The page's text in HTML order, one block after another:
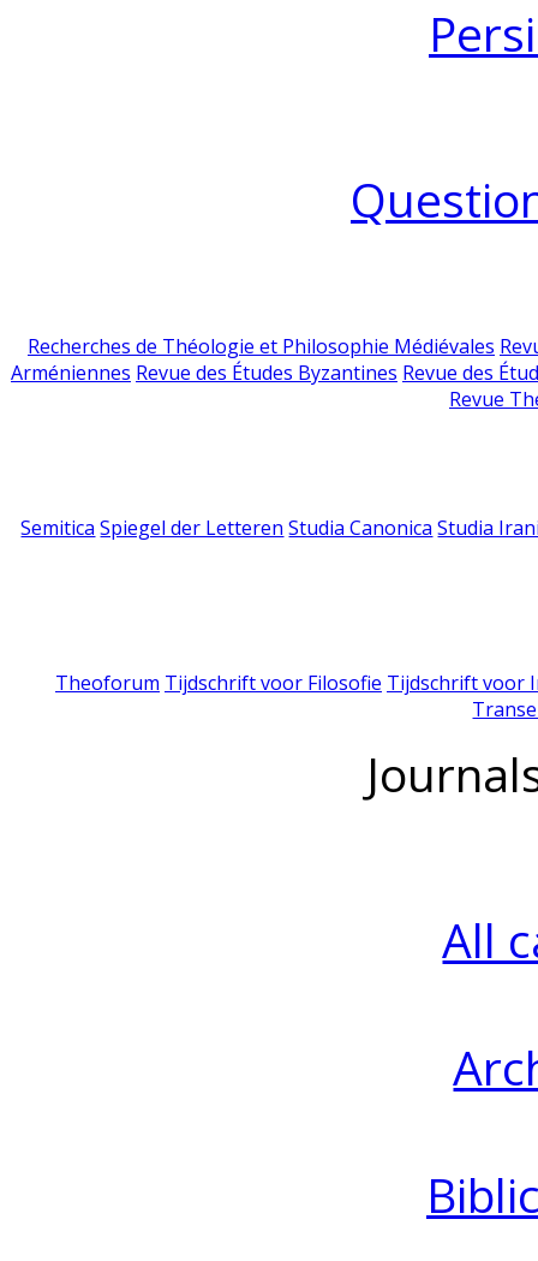
Recherches de Théologie et Philosophie Médiévales
Arméniennes Revue des Études Byzantines Revue des
Revue
Semitica Spiegel der Letteren Studia Canonica Studia
Theoforum Tijdschrift voor Filosofie Tijdschrift voor
All